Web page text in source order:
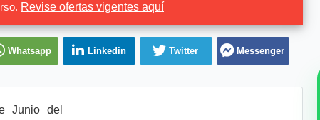
Revise ofertas vigentes aquí
Whatsapp Linkedin Twitter Messenger
Junio del